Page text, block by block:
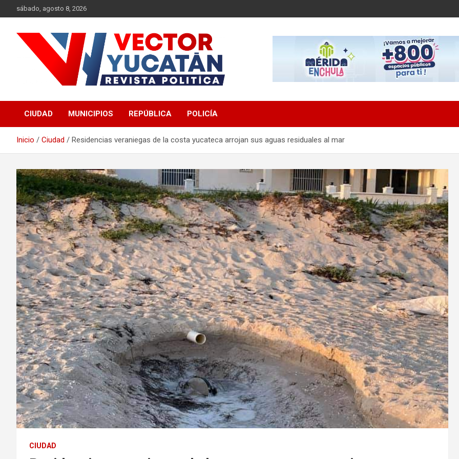
al
sábado, agosto 8, 2026
Vector Yucatán
CIUDAD MUNICIPIOS REPÚBLICA POLICÍA
Inicio Ciudad Residencias veraniegas de la costa yucateca arrojan sus aguas residuales al mar
CIUDAD